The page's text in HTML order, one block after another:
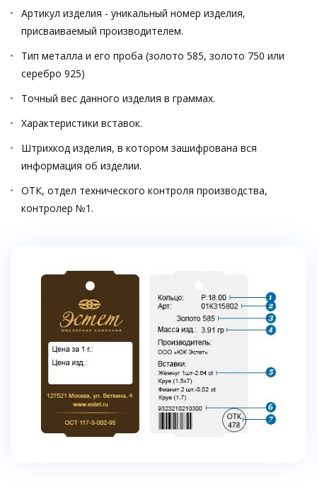
Артикул изделия - уникальный номер изделия,
присваиваемый производителем.
Тип металла и его проба (золото 585, золото 750 или
серебро 925)
Точный вес данного изделия в граммах.
Характеристики вставок.
Штрихкод изделия, в котором зашифрована вся
информация об изделии.
ОТК, отдел технического контроля производства,
контролер №1.